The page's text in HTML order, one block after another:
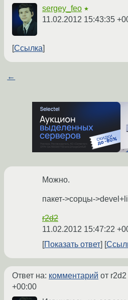
sergey_feo ★
11.02.2012 15:43:35
Ссылка
←
Можно.
пакет->сорцы-
r2d2
11.02.2012 15:47:22
Показать ответ
Ответ на: комментарий от r2d2
+00:00